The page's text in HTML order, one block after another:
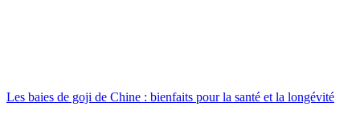
Les baies de goji de Chine : bienfaits pour la santé et la longévité